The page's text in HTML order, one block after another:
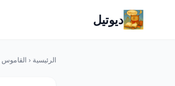
ديوتيل
الرئيسية ‹ القاموس